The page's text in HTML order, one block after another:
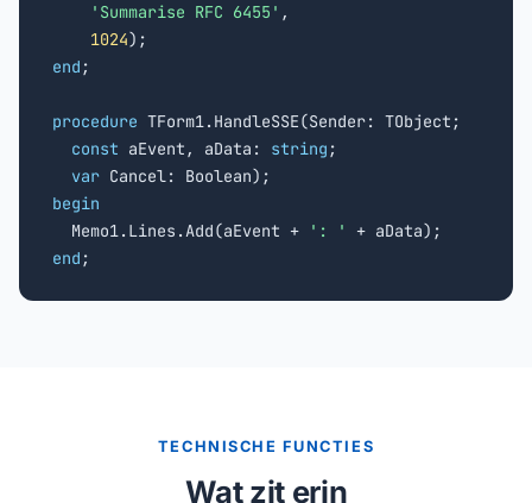
'Summarise RFC 6455' ,
1024
end ;
procedure TForm1.HandleSSE(Sender: TObject;
const aEvent, aData: string ;
var
begin
Memo1.Lines.Add(aEvent +
': '
end ;
TECHNISCHE FUNCTIES
Wat zit erin